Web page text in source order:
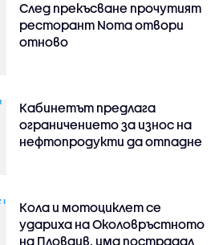
След прекъсване прочутият
ресторант Noma отвори
отново
Кабинетът предлага
ограничението за износ на
нефтопродукти да отпадне
Кола и мотоциклет се
удариха на Околовръстното
на Пловдив, има пострадал